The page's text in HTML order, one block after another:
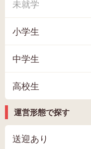
未就学
小学生
中学生
高校生
運営形態で探す
送迎あり